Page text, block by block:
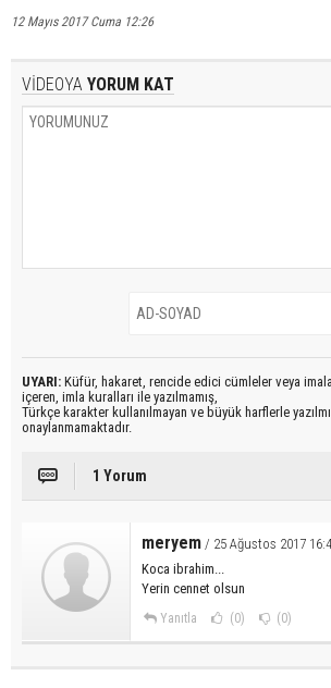
12 Mayıs 2017 Cuma 12:26
VİDEOYA YORUM KAT
UYARI: Küfür, hakaret, rencide edici cümleler veya
içeren, imla kuralları ile yazılmamış,
Türkçe karakter kullanılmayan ve büyük harflerle
onaylanmamaktadır.
1 Yorum
meryem / 25 Ağustos 2017
Koca ibrahim...
Yerin cennet olsun
Yanıtla (0) (0)